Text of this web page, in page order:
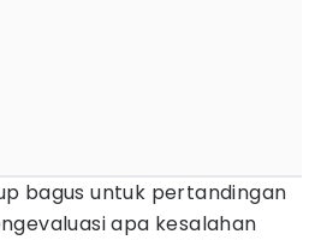
bagus untuk pertandingan
apa kesalahan